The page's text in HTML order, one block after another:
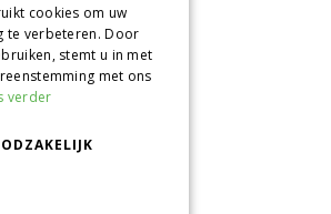
Onze locatie
Alméérplant
Jac. P. Thijsseweg 4
cookies om uw
te verbeteren. Door
stemt u in met
met ons
verder